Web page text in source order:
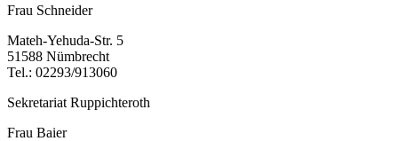
Frau Schneider
Mateh-Yehuda-Str. 5
51588 Nümbrecht
Tel.: 02293/913060
Sekretariat Ruppichteroth
Frau Baier